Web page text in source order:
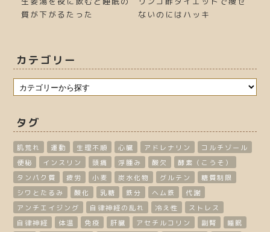
ないのにはハッキ
あがる！？だいじ
カテゴリー
タグ
肌荒れ 運動 生理不順 心臓 アドレナリン
コルチゾール
便秘
インスリン 頭痛 浮腫み 酸欠
酵素（こうそ）
タンパク質
疲労 小麦 炭水化物 グルテン
糖質制限
シワとたるみ
酸化 乳糖 鉄分 ヘム鉄
代謝
アンチエイジング
自律神経の乱れ 冷え性
ストレス
自律神経
体温 免疫 肝臓 アセチルコリン 副腎
睡眠